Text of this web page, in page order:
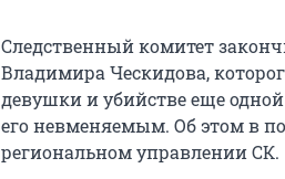
Следственный комитет
Владимира Ческидова,
девушки и убийстве еще
его невменяемым. Об этом в
региональном управлении СК.